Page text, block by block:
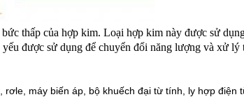
thấp của hợp kim. Loại hợp kim này được sử
được sử dụng để chuyển đổi năng lượng và xử
máy biến áp, bộ khuếch đại từ tính, ly hợp